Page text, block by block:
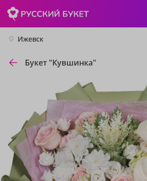
Ижевск
Букет "Кувшинка"